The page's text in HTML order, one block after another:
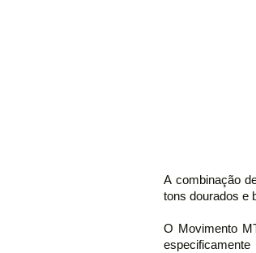
A combinação
tons dourados e
O Movimento